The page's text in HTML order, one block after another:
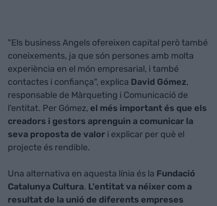
"Els business Angels ofereixen capital però també
coneixements, ja que són persones amb molta
experiència en el món empresarial, i també
contactes i confiança", explica David Gómez,
responsable de Màrqueting i Comunicació de
l'entitat. Per Gómez, el més important és que els
creadors i gestors aprenguin a comunicar la
seva proposta de valor i explicar per què el
projecte és rendible.
Una alternativa en aquesta línia és la Fundació
Catalunya Cultura. L'entitat va néixer com a
resultat de la unió de diferents empreses